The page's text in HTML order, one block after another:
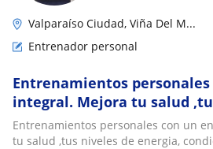
Valparaíso Ciudad, Viña Del M...
Entrenador personal
Entrenamientos
integral. Mejora tu salud
energia, condicion y
traves del movimiento,
Entrenamientos personales con un
tu salud ,tus niveles de energia,